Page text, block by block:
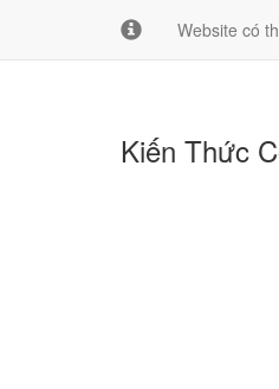
Website có
Kiến Thức